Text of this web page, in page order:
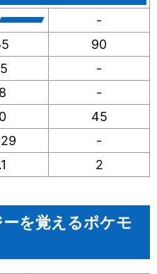
-
90
-
-
45
-
2
を覚えるポケモ